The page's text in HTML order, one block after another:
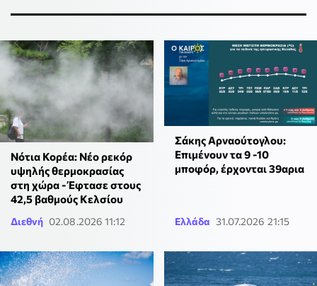
Νότια Κορέα: Νέο ρεκόρ
υψηλής θερμοκρασίας
στη χώρα - Έφτασε στους
42,5 βαθμούς Κελσίου
Διεθνή 02.08.2026 11:12
Σάκης Αρναούτογλου:
Επιμένουν τα 9 -10
μποφόρ, έρχονται 39αρια
Ελλάδα 31.07.2026 21:15